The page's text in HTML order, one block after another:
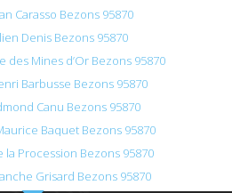
Carasso Bezons 95870
Denis Bezons 95870
Mines d’Or Bezons 95870
Barbusse Bezons 95870
Canu Bezons 95870
Baquet Bezons 95870
Procession Bezons 95870
Grisard Bezons 95870